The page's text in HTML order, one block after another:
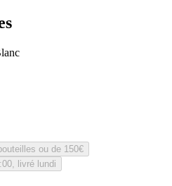
ou de 150€
livré lundi